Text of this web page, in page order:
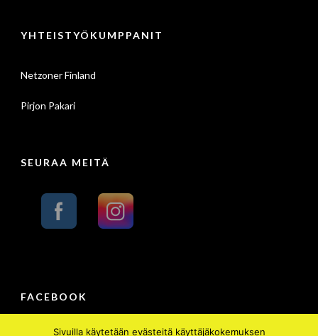
YHTEISTYÖKUMPPANIT
Netzoner Finland
Pirjon Pakari
SEURAA MEITÄ
FACEBOOK
Sivuilla käytetään evästeitä käyttäjäkokemuksen